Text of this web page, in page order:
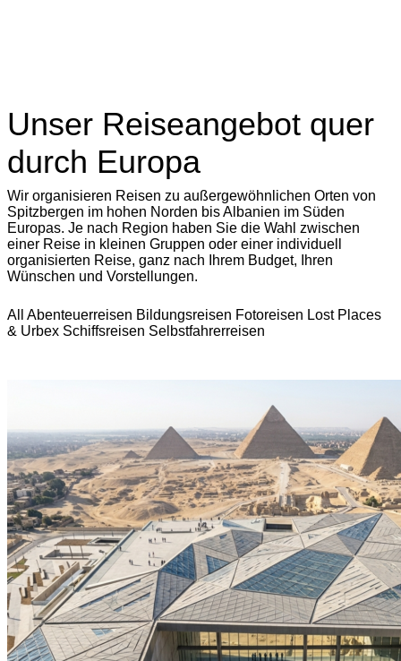
Unser Reiseangebot quer
durch Europa
Wir organisieren Reisen zu außergewöhnlichen Orten von
Spitzbergen im hohen Norden bis Albanien im Süden
Europas. Je nach Region haben Sie die Wahl zwischen
einer Reise in kleinen Gruppen oder einer individuell
organisierten Reise, ganz nach Ihrem Budget, Ihren
Wünschen und Vorstellungen.
All Abenteuerreisen Bildungsreisen Fotoreisen Lost Places
& Urbex Schiffsreisen Selbstfahrerreisen